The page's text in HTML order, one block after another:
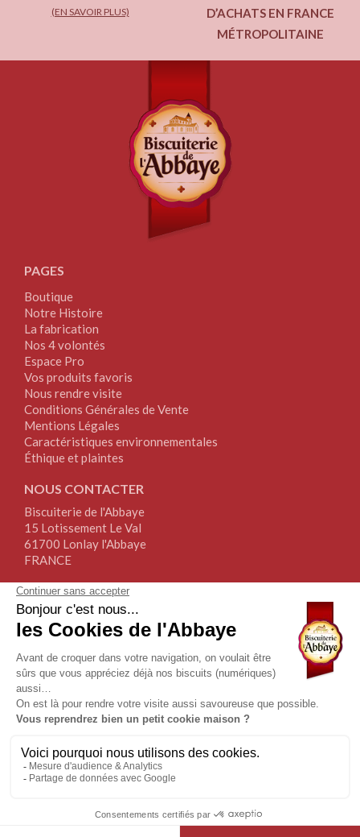
(EN SAVOIR PLUS)
D’ACHATS EN FRANCE
MÉTROPOLITAINE
PAGES
Boutique
Notre Histoire
La fabrication
Nos 4 volontés
Espace Pro
Vos produits favoris
Nous rendre visite
Conditions Générales de Vente
Mentions Légales
Caractéristiques environnementales
Éthique et plaintes
NOUS CONTACTER
Biscuiterie de l'Abbaye
15 Lotissement Le Val
61700 Lonlay l'Abbaye
FRANCE
Tél.+33(0)2.33.30.64.64
Fax+33(0)2.76.34.17.67
NOUS SUIVRE
NEWSLETTER
Copyrights | Biscuiterie de l’Abbaye© 2019 | Tous droits